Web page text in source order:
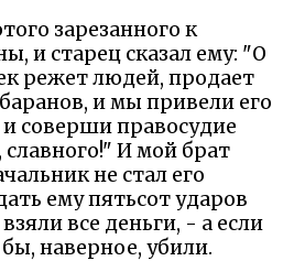
зарезанного к
и старец сказал ему: "О
режет людей, продает
и мы привели его
соверши правосудие
славного!" И мой брат
не стал его
ему пятьсот ударов
все деньги, - а если
наверное, убили.